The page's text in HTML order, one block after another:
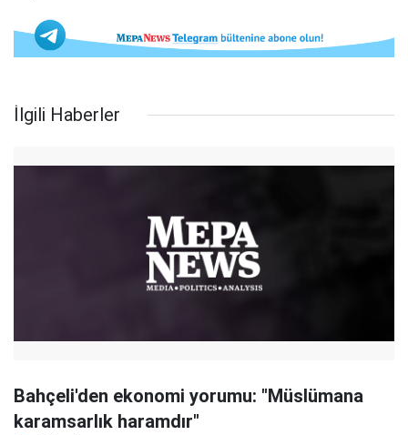
İlgili Haberler
Bahçeli'den ekonomi yorumu: "Müslümana
karamsarlık haramdır"